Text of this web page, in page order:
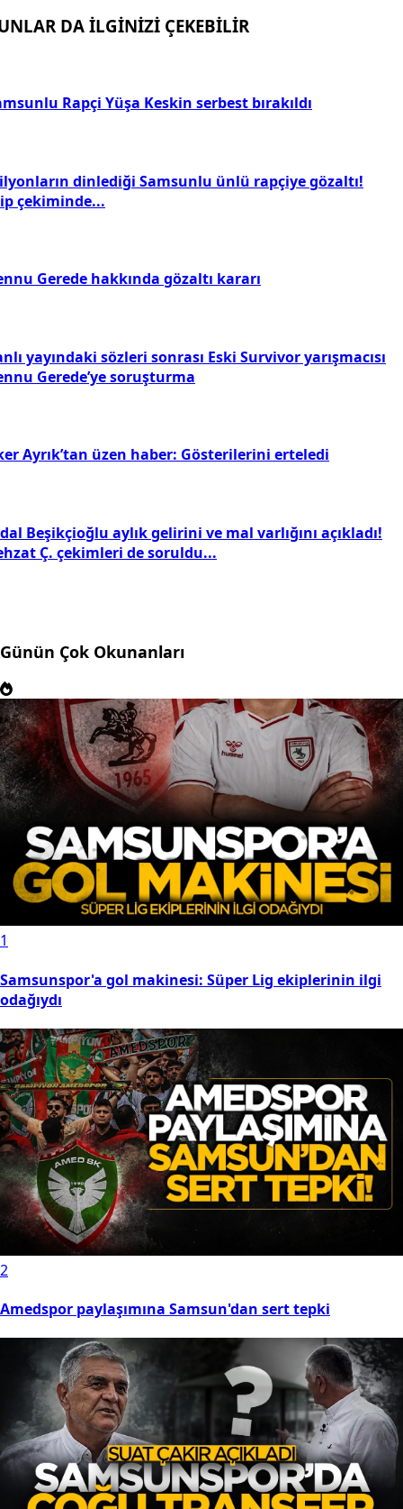
DA İLGİNİZİ ÇEKEBİLİR
Rapçi Yüşa Keskin serbest bırakıldı
dinlediği Samsunlu ünlü rapçiye gözaltı!
çekiminde...
Gerede hakkında gözaltı kararı
yayındaki sözleri sonrası Eski Survivor yarışmacısı
Gerede’ye soruşturma
Ayrık’tan üzen haber: Gösterilerini erteledi
Beşikçioğlu aylık gelirini ve mal varlığını açıkladı!
Ç. çekimleri de soruldu...
Günün Çok Okunanları
1
Samsunspor'a gol makinesi: Süper Lig ekiplerinin ilgi
odağıydı
2
Amedspor paylaşımına Samsun'dan sert tepki